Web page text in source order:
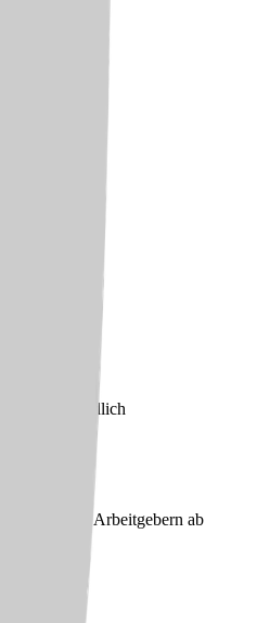
& unverbindlich
passenden Arbeitgebern ab
bei dir